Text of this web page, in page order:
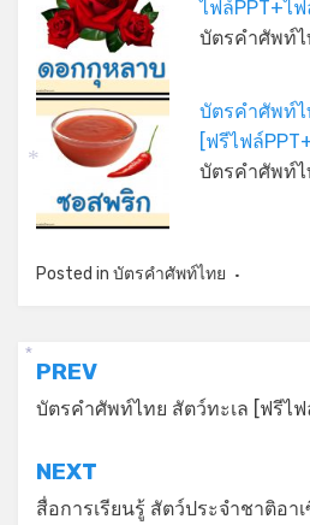
ไฟล์PPT+ไ
บัตรคำศัพท์ไ
บัตรคำศัพท์ไ
[ฟรีไฟล์
บัตรคำศัพท์ไ
Posted in บัตรคำศัพท์ไทย
แนะแนว
เรื่อง
PREV
บัตรคำศัพท์ไทย สัตว์ทะเล [ฟรีไ
NEXT
สื่อการเรียนรู้ สัตว์ประจำชาติอา
*